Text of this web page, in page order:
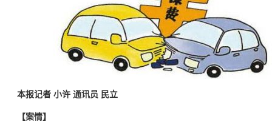
本报记者 小许 通讯员 民立
【案情】